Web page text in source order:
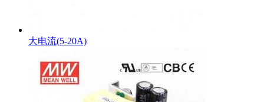
大电流(5-20A)